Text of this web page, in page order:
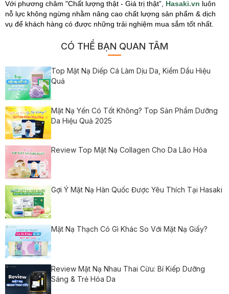
Với phương châm "Chất lượng thật - Giá trị thật”, Hasaki.vn luôn
nỗ lực không ngừng nhằm nâng cao chất lượng sản phẩm & dịch
vụ để khách hàng có được những trải nghiệm mua sắm tốt nhất.
CÓ THỂ BẠN QUAN TÂM
Top Mặt Nạ Diếp Cá Làm Dịu Da, Kiềm Dầu Hiệu
Quả
Mặt Nạ Yến Có Tốt Không? Top Sản Phẩm Dưỡng
Da Hiệu Quả 2025
Review Top Mặt Nạ Collagen Cho Da Lão Hóa
Gợi Ý Mặt Nạ Hàn Quốc Được Yêu Thích Tại Hasaki
Mặt Nạ Thạch Có Gì Khác So Với Mặt Nạ Giấy?
Review Mặt Nạ Nhau Thai Cừu: Bí Kiếp Dưỡng
Sáng & Trẻ Hóa Da